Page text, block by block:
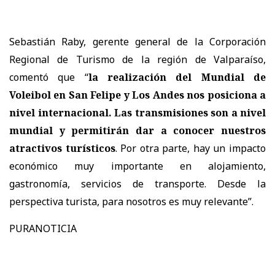
Sebastián Raby, gerente general de la Corporación
Regional de Turismo de la región de Valparaíso,
comentó que “la realización del Mundial de
Voleibol en San Felipe y Los Andes nos posiciona a
nivel internacional. Las transmisiones son a nivel
mundial y permitirán dar a conocer nuestros
atractivos turísticos. Por otra parte, hay un impacto
económico muy importante en alojamiento,
gastronomía, servicios de transporte. Desde la
perspectiva turista, para nosotros es muy relevante”.
PURANOTICIA